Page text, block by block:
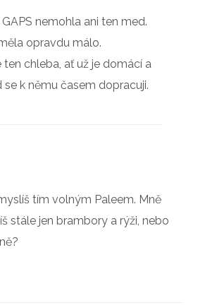
nemohla ani ten med.
opravdu málo.
ten chleba, ať už je domácí a
k němu časem dopracuji.
tím volným Paleem. Mně
stále jen brambory a rýži, nebo